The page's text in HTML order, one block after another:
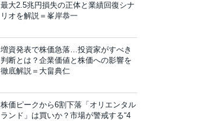
最大2.5兆円損失の正体と業績回復シナ
リオを解説＝峯岸恭一
増資発表で株価急落…投資家がすべき
判断とは？企業価値と株価への影響を
徹底解説＝大畠典仁
株価ピークから6割下落「オリエンタル
ランド」は買いか？市場が警戒する“4